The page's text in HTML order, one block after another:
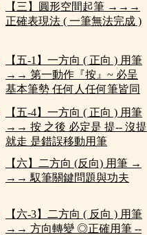
【三】圓形空間起筆 →→→
正確表現法 ( 一筆無法完成 )
【五-1】一方向 ( 正向 ) 用筆
→→ 第一動作『按』~ 必呈
基本筆勢 任何人任何筆皆同
【五-4】一方向 ( 正向 ) 用筆
→→ 按 之後 必定是 提-- 沒提
就走 是錯誤移動用筆
【六】二方向 (反向) 用筆 →
→→ 馭筆關鍵問題與功夫
【六-3】二方向 ( 反向 ) 用筆
→→ 方向轉變 ◎正確用筆 --